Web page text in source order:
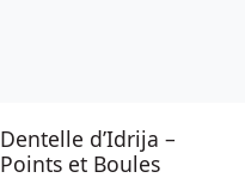
Dentelle d’Idrija –
Points et Boules